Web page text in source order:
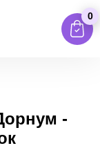
0
-